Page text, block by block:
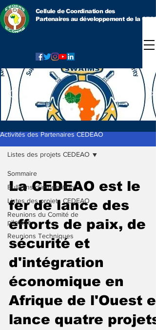
Cellule de Coordination des
Partenaires au développement de la
Activités des Partenaires CEDEAO
Sommaire
Bulletins d'information
Listes des projets CEDEAO
Reunions du Comité de
pilotage
Reunions Techniques
Listes des projets CEDEAO
La CEDEAO est le
fer de lance des
efforts de paix, de
sécurité et
d'intégration
économique en
Afrique de l'Ouest et
lance quatre projets